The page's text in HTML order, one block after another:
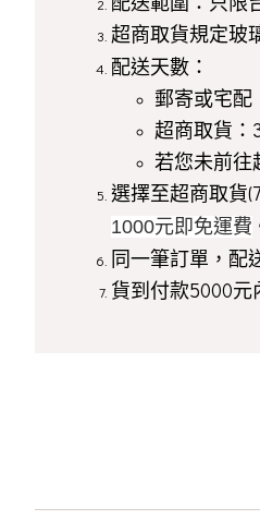
超商取貨規定玻
配送天數：
郵寄或宅配
超商取貨：
若您未前往
選擇至超商取貨
1000元即免運費
同一筆訂單，配
貨到付款5000